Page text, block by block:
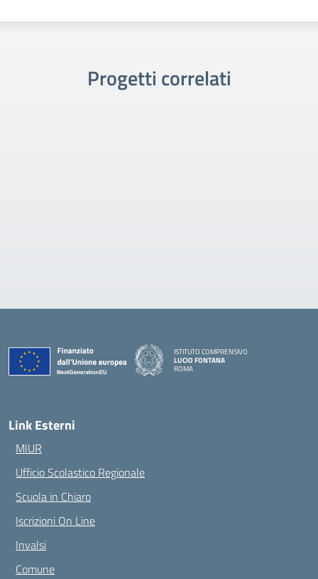
Progetti correlati
ISTITUTO COMPRENSIVO
LUCIO FONTANA
ROMA
Link Esterni
MIUR
Ufficio Scolastico Regionale
Scuola in Chiaro
Iscrizioni On Line
Invalsi
Comune